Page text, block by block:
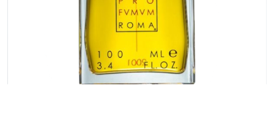
Maitre Parfumeur et Gantier
Stéphane Humbert Lucas